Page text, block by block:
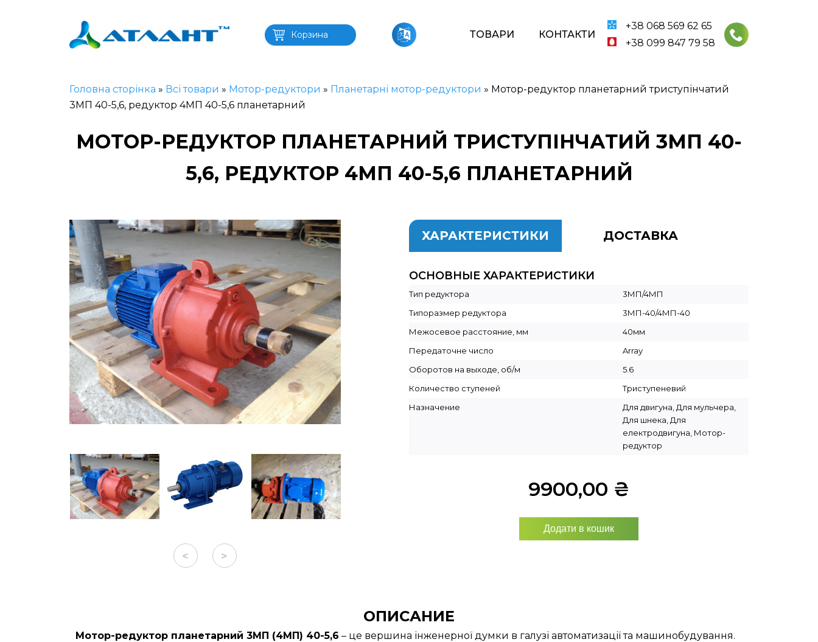
Корзина ТОВАРИ КОНТАКТИ
+38 068 569 62 65
+38 099 847 79 58
Головна сторінка » Всі товари » Мотор-редуктори » Планетарні мотор-редуктори » Мотор-редуктор планетарний триступінчатий
3МП 40-5,6, редуктор 4МП 40-5,6 планетарний
МОТОР-РЕДУКТОР ПЛАНЕТАРНИЙ ТРИСТУПІНЧАТИЙ 3МП 40-
5,6, РЕДУКТОР 4МП 40-5,6 ПЛАНЕТАРНИЙ
< >
ХАРАКТЕРИСТИКИ ДОСТАВКА
ОСНОВНЫЕ ХАРАКТЕРИСТИКИ
Тип редуктора
3МП/4МП
Типоразмер редуктора
3МП-40/4МП-40
Межосевое расстояние, мм
40мм
Передаточне число
Array
Оборотов на выходе, об/м
5.6
Количество ступеней
Триступеневий
Назначение
Для двигуна, Для мульчера,
Для шнека, Для
електродвигуна, Мотор-
редуктор
9900,00 ₴
Додати в кошик
ОПИСАНИЕ
Мотор-редуктор планетарний 3МП (4МП) 40-5,6 – це вершина інженерної думки в галузі автоматизації та машинобудування.